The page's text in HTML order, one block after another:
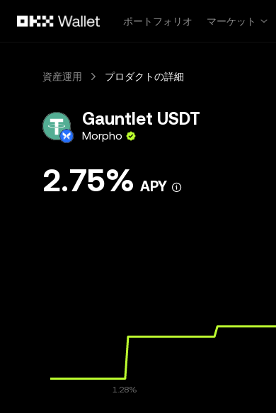
ポートフォリオ
マーケット
資産運用 プロダクトの詳細
Gauntlet USDT
Morpho
2.75% APY